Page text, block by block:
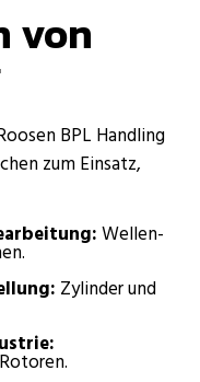
von
BPL Handling
zum Einsatz,
Wellen-
Zylinder und